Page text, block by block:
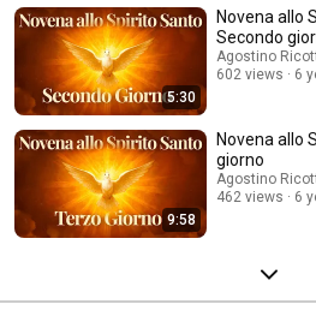
5:30
Novena allo
Secondo
Agostino
602 views
6
9:58
Novena allo
giorno
Agostino
462 views
6